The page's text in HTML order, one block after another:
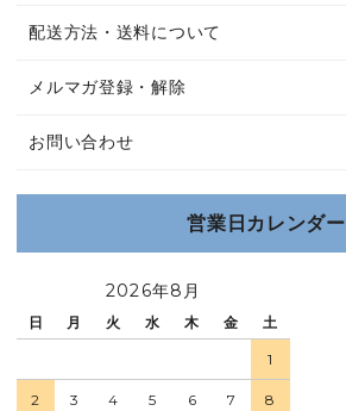
配送方法・送料について
メルマガ登録・解除
お問い合わせ
営業日カレンダー
2026年8月
日 月 火 水 木 金 土
1
2 3 4 5 6 7 8